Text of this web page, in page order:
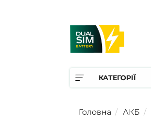
КАТЕГОРІЇ
Головна АКБ